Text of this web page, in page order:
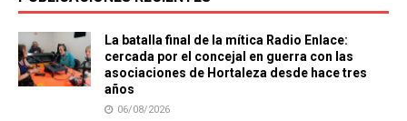
La batalla final de la mítica Radio Enlace:
cercada por el concejal en guerra con las
asociaciones de Hortaleza desde hace tres
años
06/08/2026